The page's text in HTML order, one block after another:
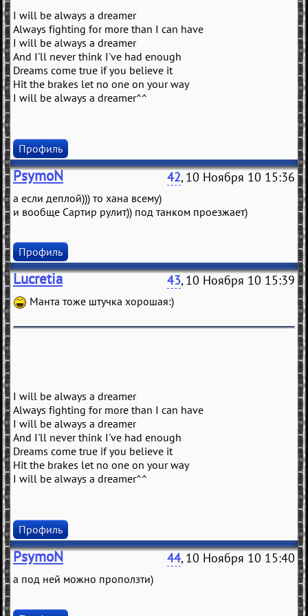
I will be always a dreamer
Always fighting for more than I can have
I will be always a dreamer
And I'll never think I've had enough
Dreams come true if you believe it
Hit the brakes let no one on your way
I will be always a dreamer^^
Профиль
PsymoN 42, 10 Ноября 10 15:36
а если деплой))) то хана всему)
и вообще Сартир рулит)) под танком проезжает)
Профиль
Lucretia 43, 10 Ноября 10 15:39
Манта тоже штучка хорошая:)
I will be always a dreamer
Always fighting for more than I can have
I will be always a dreamer
And I'll never think I've had enough
Dreams come true if you believe it
Hit the brakes let no one on your way
I will be always a dreamer^^
Профиль
PsymoN 44, 10 Ноября 10 15:40
а под ней можно проползти)